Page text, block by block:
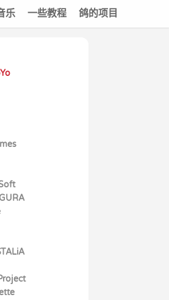
乐 一些教程 鸽的项目
都
死神之蝶
重奏
仪
仪2
周边
之伊吕波
之星火
-Ahead of the